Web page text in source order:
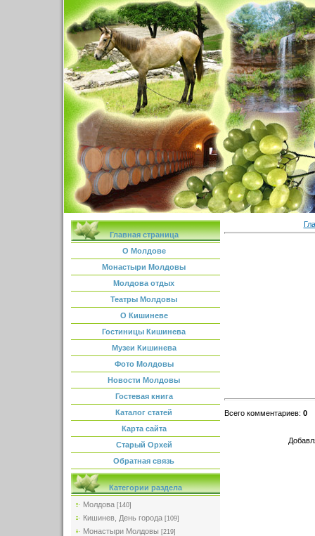
Главная страница
О Молдове
Монастыри Молдовы
Молдова отдых
Театры Молдовы
О Кишиневе
Гостиницы Кишинева
Музеи Кишинева
Фото Молдовы
Новости Молдовы
Гостевая книга
Каталог статей
Карта сайта
Старый Орхей
Обратная связь
Категории раздела
Молдова [140]
Кишинев, День города [109]
Монастыри Молдовы [219]
Всего комментариев: 0